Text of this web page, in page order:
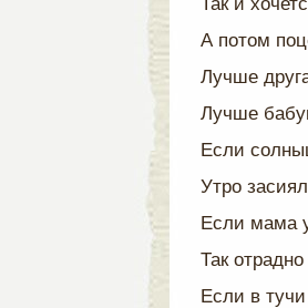
А потом
Лучше
Лучше
Если
Утро
Если мама
Так
Если в